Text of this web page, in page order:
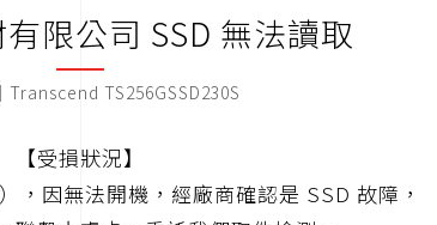
限公司 SSD 無法讀取
Transcend TS256GSSD230S
【受損狀況】
，因無法開機，經廠商確認是 SSD 故障，